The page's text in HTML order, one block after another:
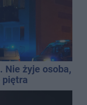
Nie żyje osoba,
piętra